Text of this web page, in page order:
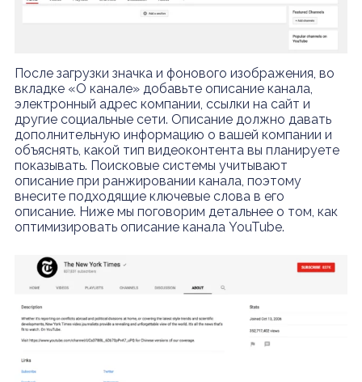
После загрузки значка и фонового изображения, во
вкладке «О канале» добавьте описание канала,
электронный адрес компании, ссылки на сайт и
другие социальные сети. Описание должно давать
дополнительную информацию о вашей компании и
объяснять, какой тип видеоконтента вы планируете
показывать. Поисковые системы учитывают
описание при ранжировании канала, поэтому
внесите подходящие ключевые слова в его
описание. Ниже мы поговорим детальнее о том, как
оптимизировать описание канала YouTube.